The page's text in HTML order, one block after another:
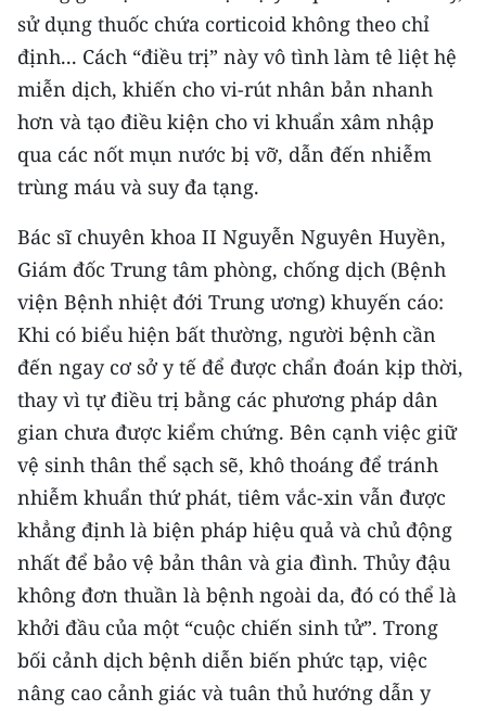
sử dụng thuốc chứa corticoid không theo chỉ
định... Cách “điều trị” này vô tình làm tê liệt hệ
miễn dịch, khiến cho vi-rút nhân bản nhanh
hơn và tạo điều kiện cho vi khuẩn xâm nhập
qua các nốt mụn nước bị vỡ, dẫn đến nhiễm
trùng máu và suy đa tạng.
Bác sĩ chuyên khoa II Nguyễn Nguyên Huyền,
Giám đốc Trung tâm phòng, chống dịch (Bệnh
viện Bệnh nhiệt đới Trung ương) khuyến cáo:
Khi có biểu hiện bất thường, người bệnh cần
đến ngay cơ sở y tế để được chẩn đoán kịp thời,
thay vì tự điều trị bằng các phương pháp dân
gian chưa được kiểm chứng. Bên cạnh việc giữ
vệ sinh thân thể sạch sẽ, khô thoáng để tránh
nhiễm khuẩn thứ phát, tiêm vắc-xin vẫn được
khẳng định là biện pháp hiệu quả và chủ động
nhất để bảo vệ bản thân và gia đình. Thủy đậu
không đơn thuần là bệnh ngoài da, đó có thể là
khởi đầu của một “cuộc chiến sinh tử”. Trong
bối cảnh dịch bệnh diễn biến phức tạp, việc
nâng cao cảnh giác và tuân thủ hướng dẫn y